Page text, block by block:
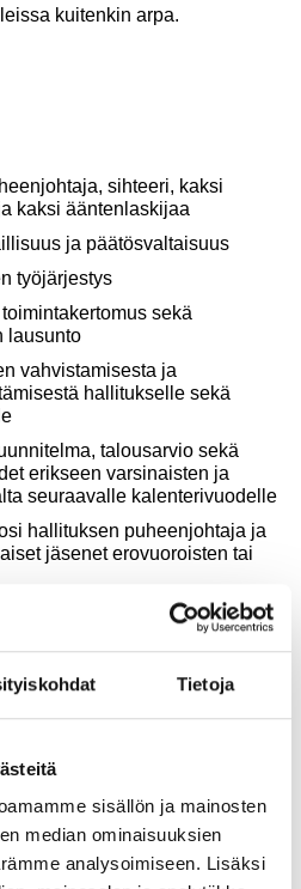
Tietoja
sisällön ja mainosten
median ominaisuuksien
analysoimiseen. Lisäksi
kuitenkin arpa.
sihteeri, kaksi
kaksi ääntenlaskijaa
ja päätösvaltaisuus
työjärjestys
sekä
lausunto
vahvistamisesta ja
hallitukselle sekä
talousarvio sekä
erikseen varsinaisten ja
seuraavalle kalenterivuodelle
hallituksen puheenjohtaja ja
jäsenet erovuoroisten tai
yksi toiminnantarkastaja ja
hallitukselle viimeistään
käsitellään ne asiat, joita